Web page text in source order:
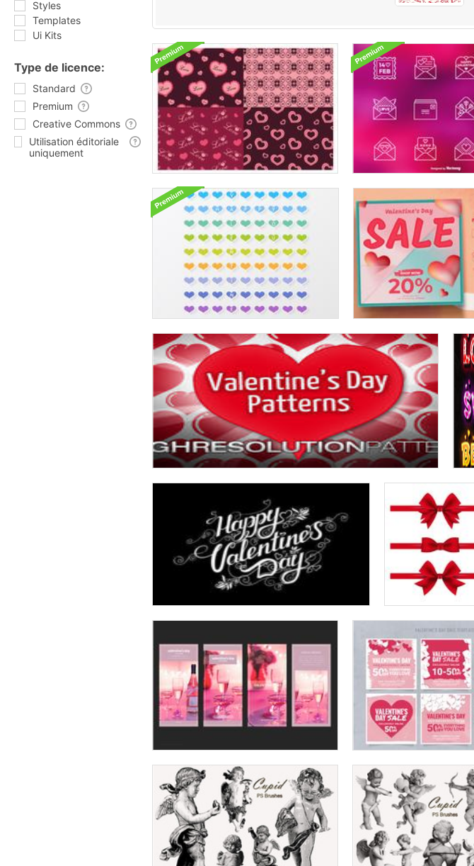
Styles
Templates
Ui Kits
Type de licence:
Standard
Premium
Creative Commons
Utilisation éditoriale
uniquement